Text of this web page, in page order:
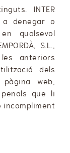
INTER
a denegar o
qualsevol
S.L.,
anteriors
dels
web,
que li
incompliment